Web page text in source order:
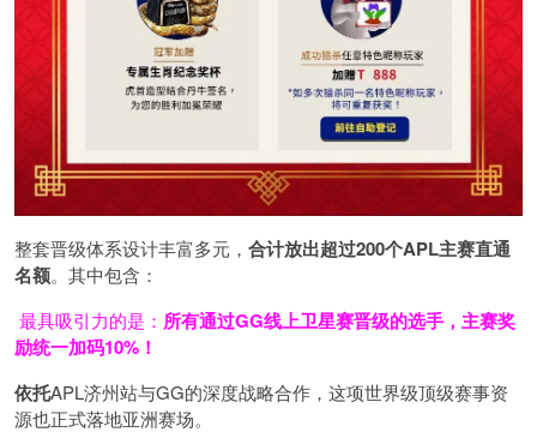
整套晋级体系设计丰富多元， 合计放出超过200个APL主赛直通
名额。其中包含：
最具吸引力的是： 所有通过GG线上卫星赛晋级的选手，主赛奖
励统一加码10% ！
依托APL济州站与GG的深度战略合作，这项世界级顶级赛事资
源也正式落地亚洲赛场。